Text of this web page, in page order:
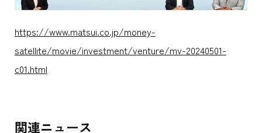
https://www.matsui.co.jp/money-
satellite/movie/investment/venture/mv-20240501-
c01.html
関連ニュース